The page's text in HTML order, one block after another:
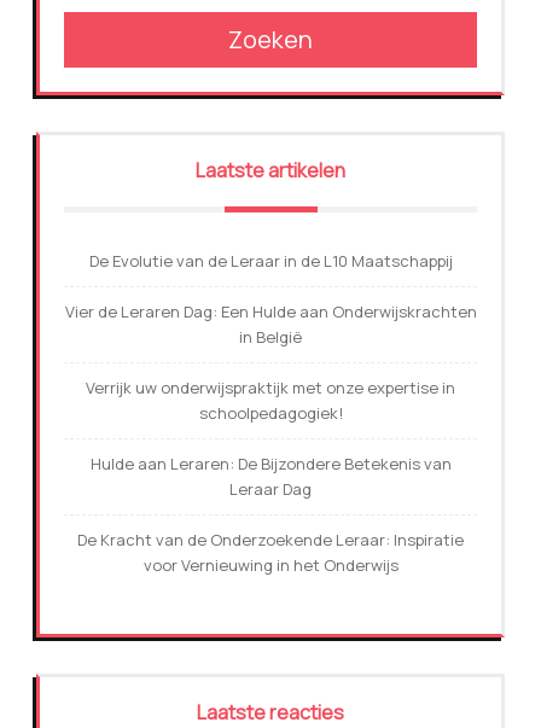
Zoeken
Laatste artikelen
De Evolutie van de Leraar in de L10 Maatschappij
Vier de Leraren Dag: Een Hulde aan Onderwijskrachten
in België
Verrijk uw onderwijspraktijk met onze expertise in
schoolpedagogiek!
Hulde aan Leraren: De Bijzondere Betekenis van
Leraar Dag
De Kracht van de Onderzoekende Leraar: Inspiratie
voor Vernieuwing in het Onderwijs
Laatste reacties